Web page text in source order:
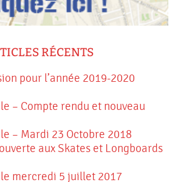
RÉCENTS
pour l’année 2019-2020
– Compte rendu et nouveau
– Mardi 23 Octobre 2018
aux Skates et Longboards
mercredi 5 juillet 2017